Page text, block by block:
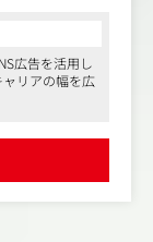
ットのインサ
うに届ける
く論理的思考
ブランド・サ
を担っていた
広告を活用し
リアの幅を広
制度を活用し
す